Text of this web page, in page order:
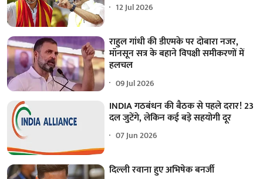
12 Jul 2026
राहुल गांधी की डीएमके पर दोबारा नजर,
मॉनसून सत्र के बहाने विपक्षी समीकरणों में
हलचल
09 Jul 2026
INDIA गठबंधन की बैठक से पहले दरार! 23
दल जुटेंगे, लेकिन कई बड़े सहयोगी दूर
07 Jun 2026
दिल्ली रवाना हुए अभिषेक बनर्जी